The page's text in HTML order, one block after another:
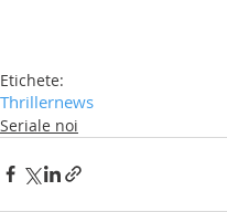
Etichete:
Thrillernews
Seriale noi